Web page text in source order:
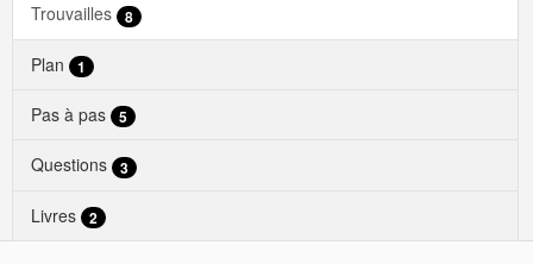
Trouvailles 8
Plan 1
Pas à pas 5
Questions 3
Livres 2